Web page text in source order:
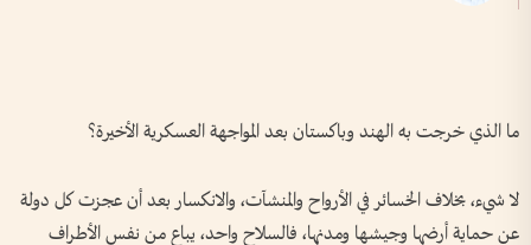
ما الذي خرجت به الهند وباكستان بعد المواجهة العسكرية الأخيرة؟
لا شيء، بخلاف الخسائر في الأرواح والمنشآت، والانكسار بعد أن عجزت كل دولة
عن حماية أرضها وجيشها ومدنها، فالسلاح واحد، يباع من نفس الأطراف